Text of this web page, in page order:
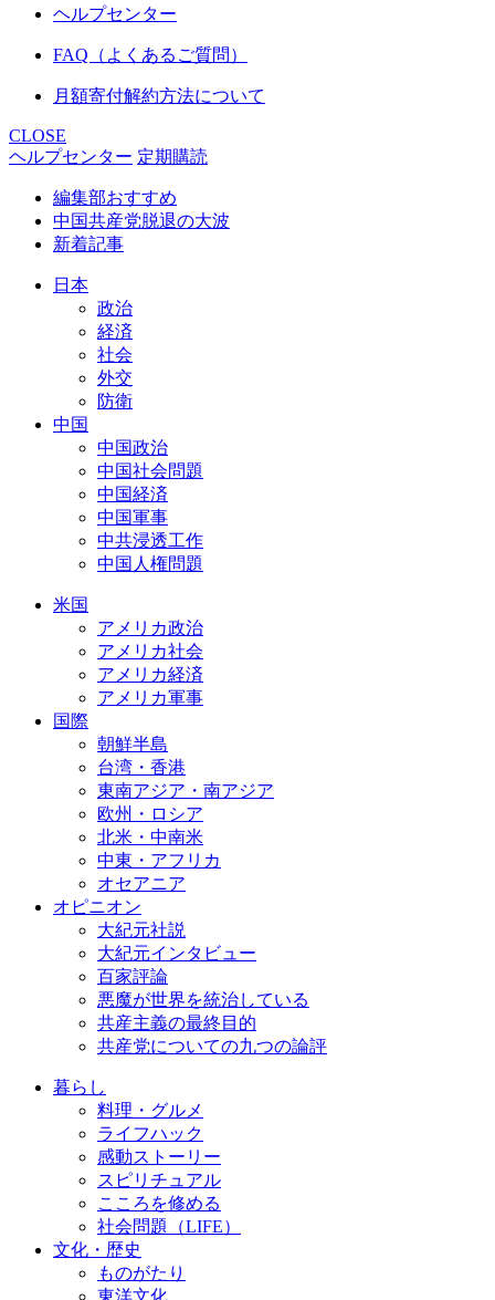
ヘルプセンター
FAQ（よくあるご質問）
月額寄付解約方法について
CLOSE
ヘルプセンター 定期購読
編集部おすすめ
中国共産党脱退の大波
新着記事
日本
政治
経済
社会
外交
防衛
中国
中国政治
中国社会問題
中国経済
中国軍事
中共浸透工作
中国人権問題
米国
アメリカ政治
アメリカ社会
アメリカ経済
アメリカ軍事
国際
朝鮮半島
台湾・香港
東南アジア・南アジア
欧州・ロシア
北米・中南米
中東・アフリカ
オセアニア
オピニオン
大紀元社説
大紀元インタビュー
百家評論
悪魔が世界を統治している
共産主義の最終目的
共産党についての九つの論評
暮らし
料理・グルメ
ライフハック
感動ストーリー
スピリチュアル
こころを修める
社会問題（LIFE）
文化・歴史
ものがたり